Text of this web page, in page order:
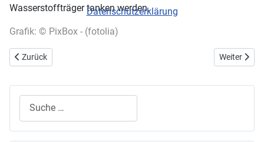
Wasserstoffträger tanken werden.
Grafik: © PixBox - (fotolia)
Vorheriger Beitrag: Mercedes A-Klasse E-Cell – Elektroauto mit guter
Zurück Nächster
Weiter
Suchen
Datenschutzerklärung